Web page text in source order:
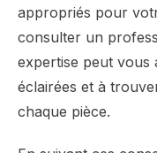
appropriés pour
consulter un
expertise peut vous
éclairées et à
chaque pièce.